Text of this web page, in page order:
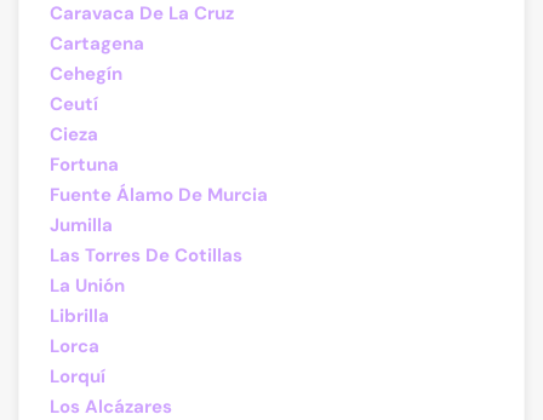
Caravaca De La Cruz
Cartagena
Cehegín
Ceutí
Cieza
Fortuna
Fuente Álamo De Murcia
Jumilla
Las Torres De Cotillas
La Unión
Librilla
Lorca
Lorquí
Los Alcázares